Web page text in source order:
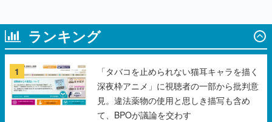
ランキング
1
「タバコを止められない猫耳キャラを描く
深夜枠アニメ」に視聴者の一部から批判意
見。違法薬物の使用と思しき描写も含め
て、BPOが議論を交わす